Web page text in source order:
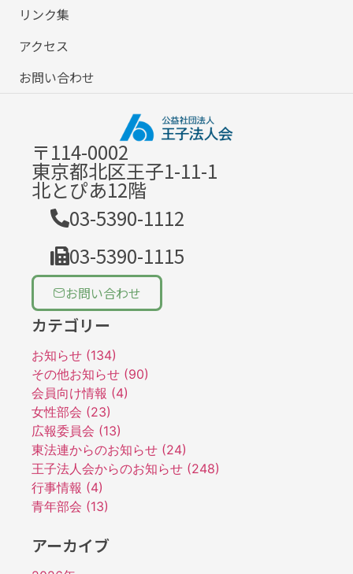
リンク集
アクセス
お問い合わせ
〒114-0002
東京都北区王子1-11-1
北とぴあ12階
03-5390-1112
03-5390-1115
お問い合わせ
カテゴリー
お知らせ (134)
その他お知らせ (90)
会員向け情報 (4)
女性部会 (23)
広報委員会 (13)
東法連からのお知らせ (24)
王子法人会からのお知らせ (248)
行事情報 (4)
青年部会 (13)
アーカイブ